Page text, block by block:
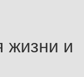
жизни и